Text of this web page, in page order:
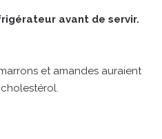
avant de servir.
et amandes auraient